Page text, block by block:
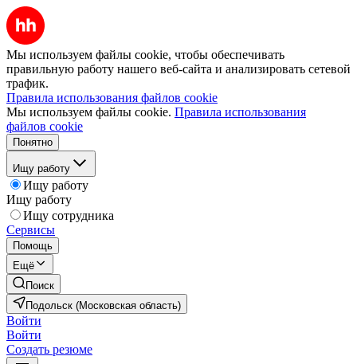
Мы используем файлы cookie, чтобы обеспечивать
правильную работу нашего веб-сайта и анализировать сетевой
трафик.
Правила использования файлов cookie
Мы используем файлы cookie. Правила использования
файлов cookie
Понятно
Ищу работу
Ищу работу
Ищу работу
Ищу сотрудника
Сервисы
Помощь
Ещё
Поиск
Подольск (Московская область)
Войти
Войти
Создать резюме